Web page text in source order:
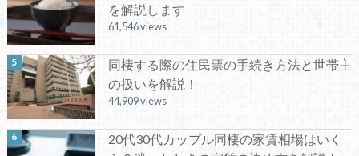
を解説します
61,546 views
同棲する際の住民票の手続き方法と世帯主
の扱いを解説！
44,909 views
20代30代カップル同棲の家賃相場はいく